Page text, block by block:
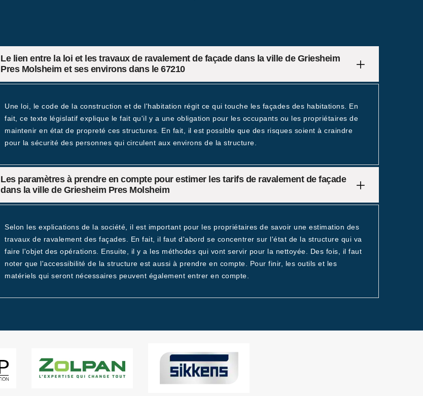
Le lien entre la loi et les travaux de ravalement de façade dans la ville de Griesheim
Pres Molsheim et ses environs dans le 67210
Une loi, le code de la construction et de l'habitation régit ce qui touche les façades des habitations. En
fait, ce texte législatif explique le fait qu'il y a une obligation pour les occupants ou les propriétaires de
maintenir en état de propreté ces structures. En fait, il est possible que des risques soient à craindre
pour la sécurité des personnes qui circulent aux environs de la structure.
Les paramètres à prendre en compte pour estimer les tarifs de ravalement de façade
dans la ville de Griesheim Pres Molsheim
Selon les explications de la société, il est important pour les propriétaires de savoir une estimation des
travaux de ravalement des façades. En fait, il faut d'abord se concentrer sur l'état de la structure qui va
faire l'objet des opérations. Ensuite, il y a les méthodes qui vont servir pour la nettoyée. Des fois, il faut
noter que l'accessibilité de la structure est aussi à prendre en compte. Pour finir, les outils et les
matériels qui seront nécessaires peuvent également entrer en compte.